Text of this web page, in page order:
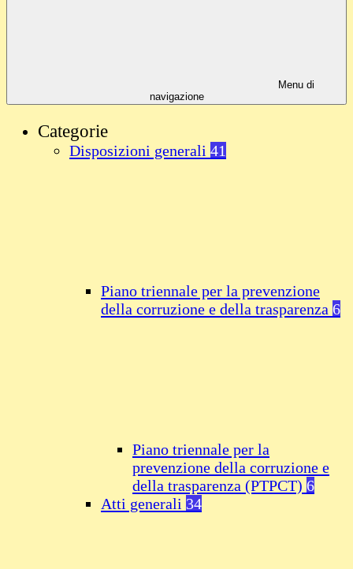
Menu di
navigazione
Categorie
Disposizioni generali 41
Piano triennale per la prevenzione
della corruzione e della trasparenza 6
Piano triennale per la
prevenzione della corruzione e
della trasparenza (PTPCT) 6
Atti generali 34